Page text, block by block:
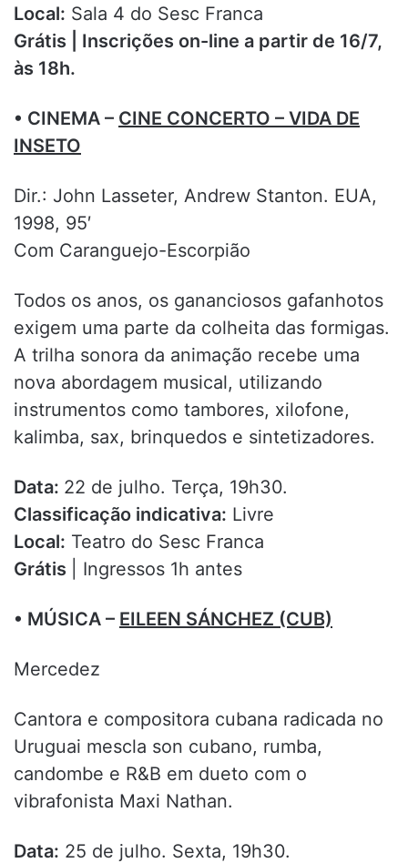
Local: Sala 4 do Sesc Franca
Grátis | Inscrições on-line a partir de 16/7,
às 18h.
• CINEMA – CINE CONCERTO – VIDA DE
INSETO
Dir.: John Lasseter, Andrew Stanton. EUA,
1998, 95′
Com Caranguejo-Escorpião
Todos os anos, os gananciosos gafanhotos
exigem uma parte da colheita das formigas.
A trilha sonora da animação recebe uma
nova abordagem musical, utilizando
instrumentos como tambores, xilofone,
kalimba, sax, brinquedos e sintetizadores.
Data: 22 de julho. Terça, 19h30.
Classificação indicativa: Livre
Local: Teatro do Sesc Franca
Grátis
| Ingressos 1h antes
• MÚSICA – EILEEN SÁNCHEZ (CUB)
Mercedez
Cantora e compositora cubana radicada no
Uruguai mescla son cubano, rumba,
candombe e R&B em dueto com o
vibrafonista Maxi Nathan.
Data: 25 de julho. Sexta, 19h30.